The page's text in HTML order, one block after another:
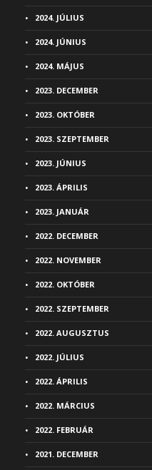
2024. JÚLIUS
2024. JÚNIUS
2024. MÁJUS
2023. DECEMBER
2023. OKTÓBER
2023. SZEPTEMBER
2023. JÚNIUS
2023. ÁPRILIS
2023. JANUÁR
2022. DECEMBER
2022. NOVEMBER
2022. OKTÓBER
2022. SZEPTEMBER
2022. AUGUSZTUS
2022. JÚLIUS
2022. ÁPRILIS
2022. MÁRCIUS
2022. FEBRUÁR
2021. DECEMBER